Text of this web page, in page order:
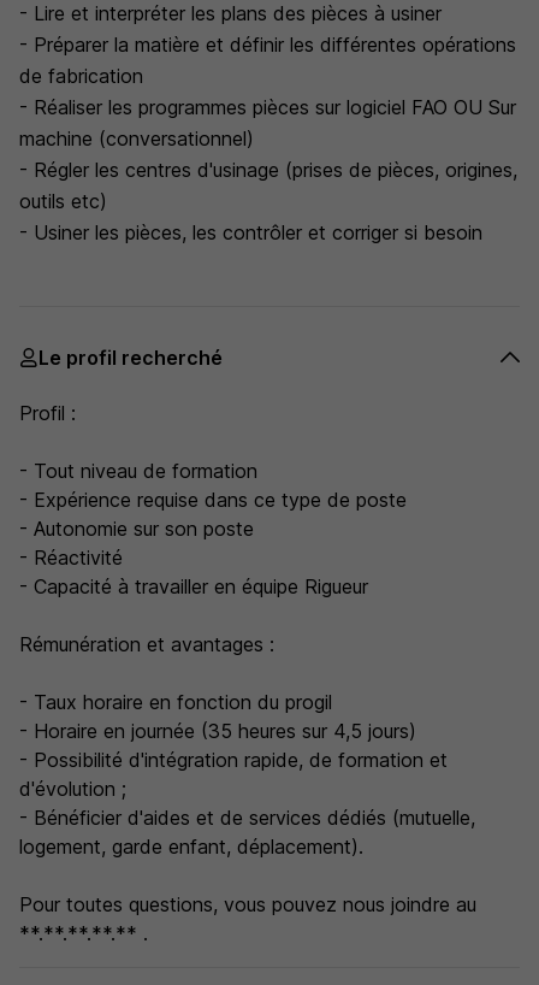
- Lire et interpréter les plans des pièces à usiner
- Préparer la matière et définir les différentes opérations
de fabrication
- Réaliser les programmes pièces sur logiciel FAO OU Sur
machine (conversationnel)
- Régler les centres d'usinage (prises de pièces, origines,
outils etc)
- Usiner les pièces, les contrôler et corriger si besoin
Le profil recherché
Profil :
- Tout niveau de formation
- Expérience requise dans ce type de poste
- Autonomie sur son poste
- Réactivité
- Capacité à travailler en équipe Rigueur
Rémunération et avantages :
- Taux horaire en fonction du progil
- Horaire en journée (35 heures sur 4,5 jours)
- Possibilité d'intégration rapide, de formation et
d'évolution ;
- Bénéficier d'aides et de services dédiés (mutuelle,
logement, garde enfant, déplacement).
Pour toutes questions, vous pouvez nous joindre au
**.**.**.**.** .